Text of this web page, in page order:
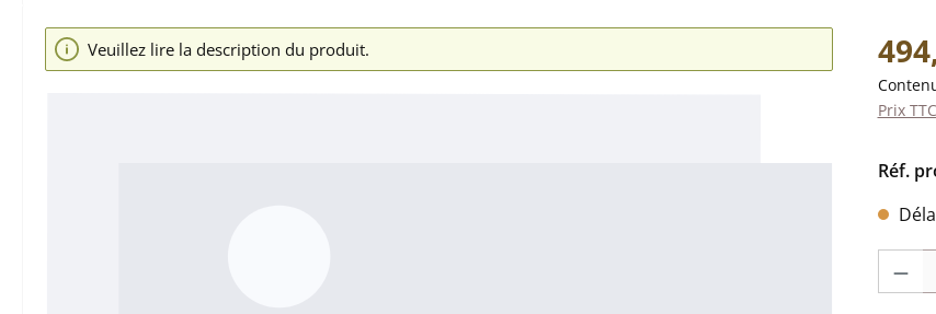
Ignorer la galerie d'images
Veuillez lire la description du produit. Prix
Prix
Réf.